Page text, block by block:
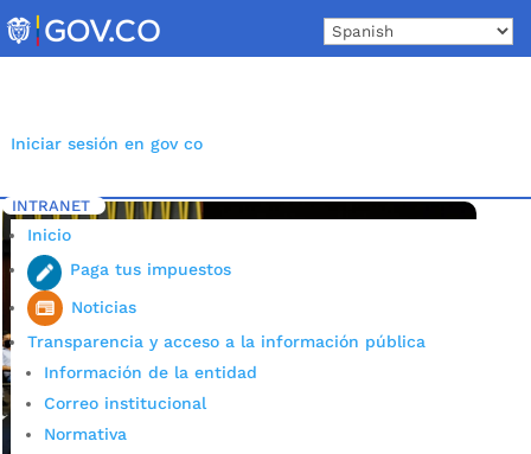
to
content
Iniciar sesión en gov co
INTRANET
Inicio
Paga tus impuestos
Noticias
Transparencia y acceso a la información pública
Información de la entidad
Correo institucional
Normativa
Inicio 5 Etiqueta: Juan Carlos